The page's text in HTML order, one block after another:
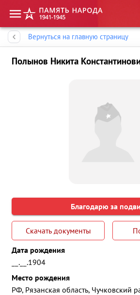
Вернуться на главную страницу
Полынов Никита
Благодарю за
Скачать документы
Дата рождения
__.__.1904
Место рождения
РФ, Рязанская область, Чучковский
Память народа